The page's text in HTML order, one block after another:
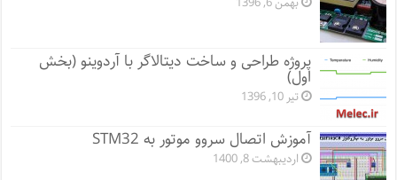
پروژه طراحی و ساخت دیتالاگر با آردوینو (بخش
اول)
تیر 10, 1396
آموزش اتصال سروو موتور به STM32
اردیبهشت 8, 1400